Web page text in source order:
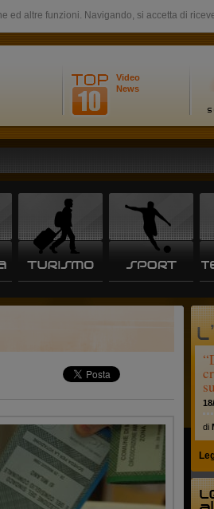
altre funzioni. Navigando, si accetta di
Video
News
di